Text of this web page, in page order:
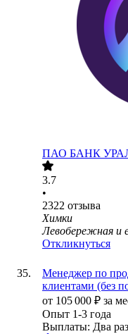
ПАО БАНК
3.7
•
2322 отзыва
Химки
Левобережная и
Откликнуться
Менеджер по
клиентами (без
от 105 000 ₽ за
Опыт 1-3 года
Выплаты: Два